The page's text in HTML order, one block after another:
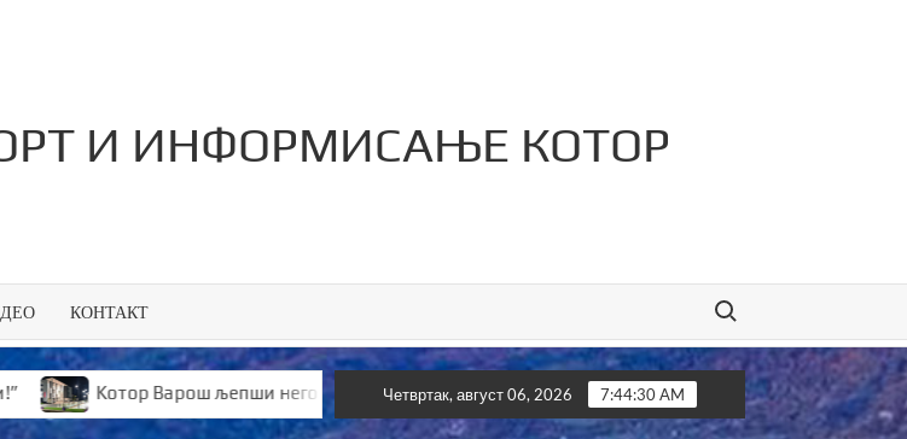
И ИНФОРМИСАЊЕ КОТОР
КОНТАКТ
Search for:
Варош љепши него икад Ауто-сервис „Филип“ освојио 11. Илиндански турнир у малом
Четвртак, август 06, 2026 7:44:31 AM